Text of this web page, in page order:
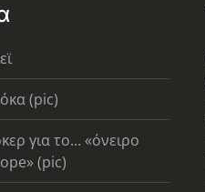
(pic)
για το... «όνειρο
(pic)